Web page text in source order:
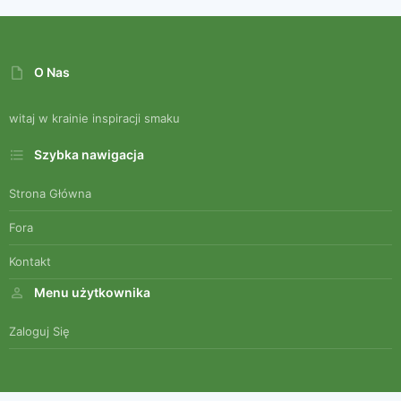
O Nas
witaj w krainie inspiracji smaku
Szybka nawigacja
Strona Główna
Fora
Kontakt
Menu użytkownika
Zaloguj Się